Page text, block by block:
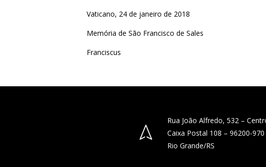
Vaticano, 24 de janeiro de 2018
Memória de São Francisco de Sales
Franciscus
Rua João Alfredo, 532 –
Caixa Postal 108 – 96200-970
Rio Grande/RS